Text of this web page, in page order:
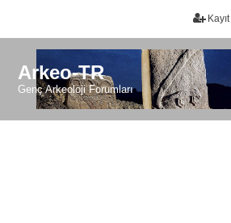
Kayıt
Arkeo-TR
Genç Arkeoloji Forumları